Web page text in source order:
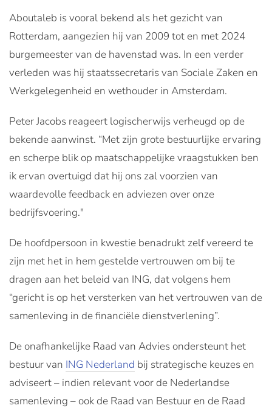
Aboutaleb is vooral bekend als het gezicht van
Rotterdam, aangezien hij van 2009 tot en met 2024
burgemeester van de havenstad was. In een verder
verleden was hij staatssecretaris van Sociale Zaken en
Werkgelegenheid en wethouder in Amsterdam.
Peter Jacobs reageert logischerwijs verheugd op de
bekende aanwinst. “Met zijn grote bestuurlijke ervaring
en scherpe blik op maatschappelijke vraagstukken ben
ik ervan overtuigd dat hij ons zal voorzien van
waardevolle feedback en adviezen over onze
bedrijfsvoering."
De hoofdpersoon in kwestie benadrukt zelf vereerd te
zijn met het in hem gestelde vertrouwen om bij te
dragen aan het beleid van ING, dat volgens hem
“gericht is op het versterken van het vertrouwen van de
samenleving in de financiële dienstverlening”.
De onafhankelijke Raad van Advies ondersteunt het
bestuur van ING Nederland bij strategische keuzes en
adviseert – indien relevant voor de Nederlandse
samenleving – ook de Raad van Bestuur en de Raad